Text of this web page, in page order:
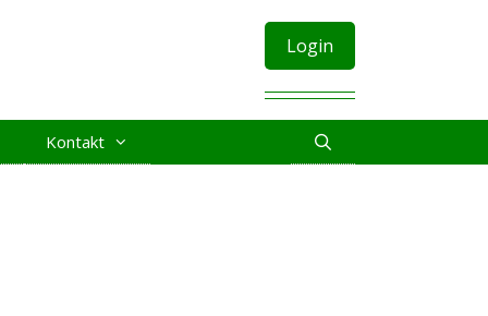
Login
Kontakt